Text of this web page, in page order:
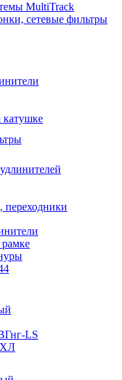
MultiTrack
сетевые фильтры
катушке
переходники
LS
ХЛ